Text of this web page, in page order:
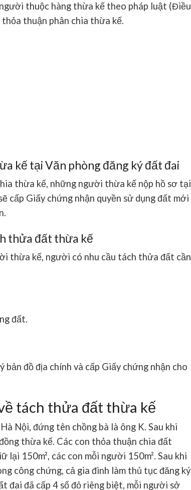
thuộc hàng thừa kế theo pháp luật (Điều
thuận phân chia thừa kế.
kế tại Văn phòng đăng ký đất đai
thừa kế, những người thừa kế nộp hồ sơ tại
cấp Giấy chứng nhận quyền sử dụng đất mới
thửa đất thừa kế
thừa kế, người có nhu cầu tách thửa đất cần
đất.
bản đồ địa chính và cấp Giấy chứng nhận cho
tách thửa đất thừa kế
Nội, đứng tên chồng bà là ông K. Sau khi
thừa kế. Các con thỏa thuận chia đất
lại 150m², các con mỗi người 150m². Sau khi
công chứng, cả gia đình làm thủ tục đăng ký
đai đã cấp 4 sổ đỏ riêng biệt, mỗi người sở